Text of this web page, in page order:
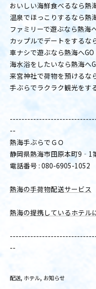
おいしい海鮮食べるなら熱
温泉でほっこりするなら熱
ファミリーで遊ぶなら熱海
カップルでデートをするな
車ナシで遊ぶなら熱海へGO
海水浴をしたいなら熱海へ
来宮神社で荷物を預けるな
手ぶらでラクラク観光をす
--
熱海手ぶらでＧＯ
静岡県熱海市田原本町9‐1
電話番号 : 080-6905-1052
熱海の手荷物配送サービス
熱海の提携しているホテル
--
配送 ホテル お知らせ